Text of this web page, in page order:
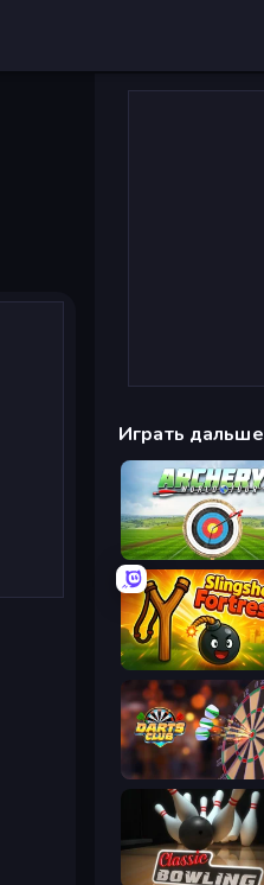
Играть дальше
Archery World Tour
Slingshot Fortress
Darts Club